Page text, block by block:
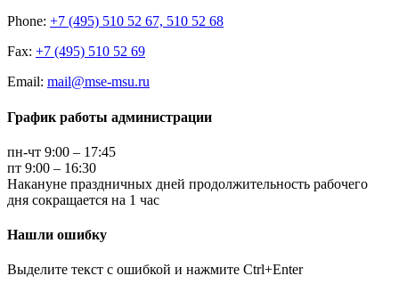
Phone: +7 (495) 510 52 67, 510 52 68
Fax: +7 (495) 510 52 69
Email: mail@mse-msu.ru
График работы администрации
пн-чт 9:00 – 17:45
пт 9:00 – 16:30
Накануне праздничных дней продолжительность рабочего
дня сокращается на 1 час
Нашли ошибку
Выделите текст с ошибкой и нажмите Ctrl+Enter